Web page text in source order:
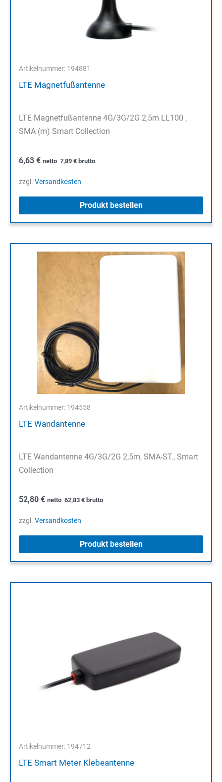
Artikelnummer: 194881
LTE Magnetfußantenne
LTE Magnetfußantenne 4G/3G/2G 2,5m LL100 ,
SMA (m) Smart Collection
6,63 € netto 7,89 € brutto
zzgl. Versandkosten
Produkt bestellen
Artikelnummer: 194558
LTE Wandantenne
LTE Wandantenne 4G/3G/2G 2,5m, SMA-ST., Smart
Collection
52,80 € netto 62,83 € brutto
zzgl. Versandkosten
Produkt bestellen
Artikelnummer: 194712
LTE Smart Meter Klebeantenne